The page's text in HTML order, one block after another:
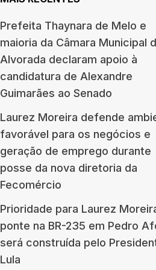
Prefeita Thaynara de Melo e
maioria da Câmara Municipal
Alvorada declaram apoio à
candidatura de Alexandre
Guimarães ao Senado
Laurez Moreira defende
favorável para os negócios e
geração de emprego durante
posse da nova diretoria da
Fecomércio
Prioridade para Laurez
ponte na BR-235 em Pedro
será construída pelo
Lula